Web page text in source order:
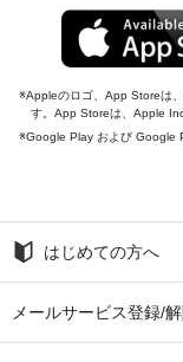
Appleのロゴ、App Storeは
す。App Storeは、Apple
Google Play および Google
はじめての方へ
メールサービス登録/